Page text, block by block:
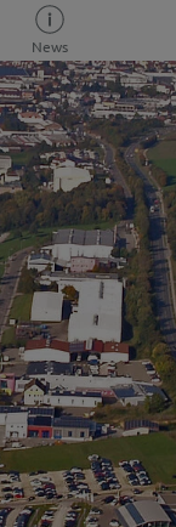
News